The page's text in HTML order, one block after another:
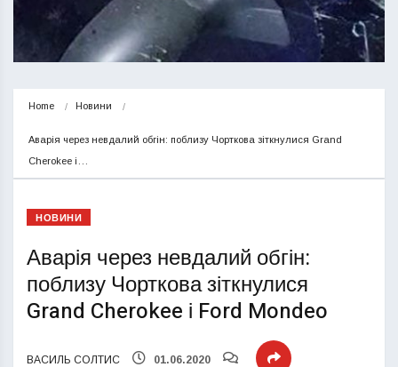
Home Новини
Аварія через невдалий обгін: поблизу Чорткова зіткнулися Grand
Cherokee і…
НОВИНИ
Аварія через невдалий обгін:
поблизу Чорткова зіткнулися
Grand Cherokee і Ford Mondeo
ВАСИЛЬ СОЛТИС 01.06.2020